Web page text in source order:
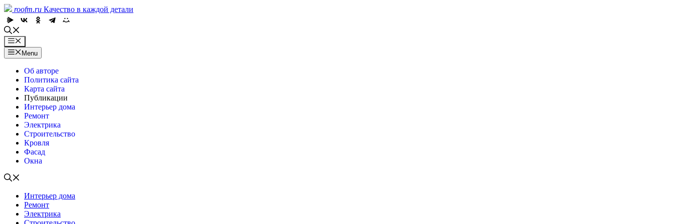
Skip
to
content
roofm.ru Качество в каждой детали
Menu
Menu
Об авторе
Политика сайта
Карта сайта
Публикации
Интерьер дома
Ремонт
Электрика
Строительство
Кровля
Фасад
Окна
Интерьер дома
Ремонт
Электрика